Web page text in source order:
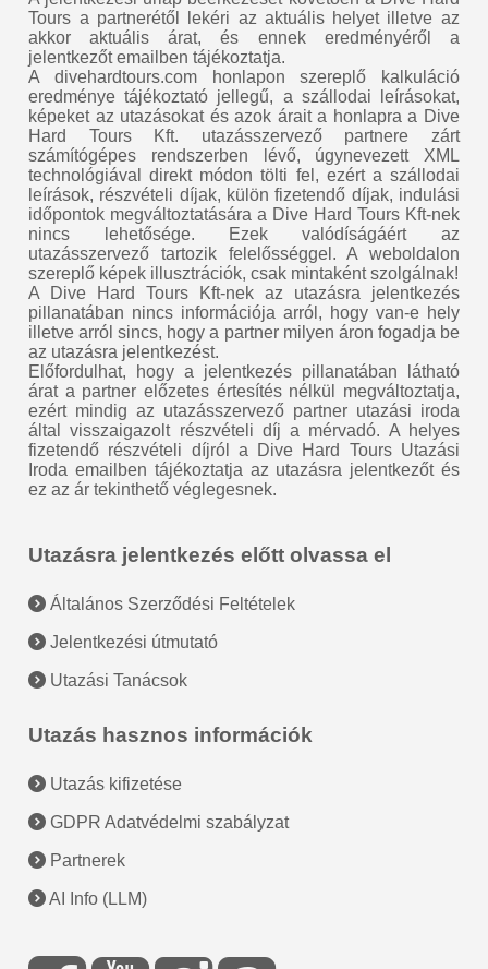
Tours a partnerétől lekéri az aktuális helyet illetve az
akkor aktuális árat, és ennek eredményéről a
jelentkezőt emailben tájékoztatja.
A divehardtours.com honlapon szereplő kalkuláció
eredménye tájékoztató jellegű, a szállodai leírásokat,
képeket az utazásokat és azok árait a honlapra a Dive
Hard Tours Kft. utazásszervező partnere zárt
számítógépes rendszerben lévő, úgynevezett XML
technológiával direkt módon tölti fel, ezért a szállodai
leírások, részvételi díjak, külön fizetendő díjak, indulási
időpontok megváltoztatására a Dive Hard Tours Kft-nek
nincs lehetősége. Ezek valódíságáért az
utazásszervező tartozik felelősséggel. A weboldalon
szereplő képek illusztrációk, csak mintaként szolgálnak!
A Dive Hard Tours Kft-nek az utazásra jelentkezés
pillanatában nincs információja arról, hogy van-e hely
illetve arról sincs, hogy a partner milyen áron fogadja be
az utazásra jelentkezést.
Előfordulhat, hogy a jelentkezés pillanatában látható
árat a partner előzetes értesítés nélkül megváltoztatja,
ezért mindig az utazásszervező partner utazási iroda
által visszaigazolt részvételi díj a mérvadó. A helyes
fizetendő részvételi díjról a Dive Hard Tours Utazási
Iroda emailben tájékoztatja az utazásra jelentkezőt és
ez az ár tekinthető véglegesnek.
Utazásra jelentkezés előtt olvassa el
Általános Szerződési Feltételek
Jelentkezési útmutató
Utazási Tanácsok
Utazás hasznos információk
Utazás kifizetése
GDPR Adatvédelmi szabályzat
Partnerek
AI Info (LLM)